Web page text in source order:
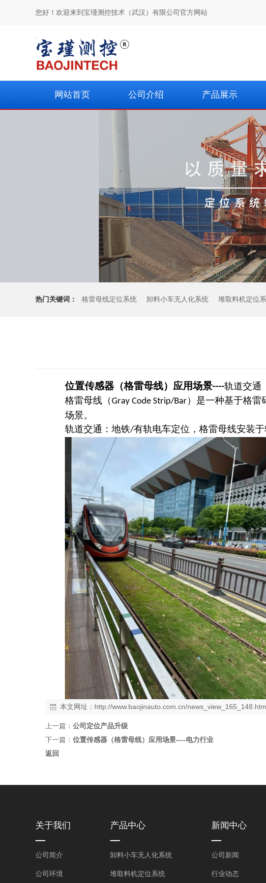
您好！欢迎来到宝瑾测控技术（武汉）有限公司官方网站
网站首页 公司介绍 产品展示
热门关键词： 格雷母线定位系统 卸料小车无人化系统 堆取料机定位
位置传感器（格雷母线）应用场景----轨道交通
格雷母线（Gray Code Strip/Bar）是一种基于格雷
场景。
轨道交通：地铁/有轨电车定位，格雷母线安装
本文网址： http://www.baojinauto.com.cn/
上一篇： 公司定位产品升级
下一篇： 位置传感器（格雷母线）应用场景----电力行业
返回
关于我们
公司简介
公司环境
产品中心
卸料小车无人化系统
堆取料机定位系统
新闻中心
公司新闻
行业动态